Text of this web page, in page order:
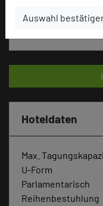
Auswahl
Hoteldaten
Max.
U-Form
Parlamentarisch
Reihenbestuhlung